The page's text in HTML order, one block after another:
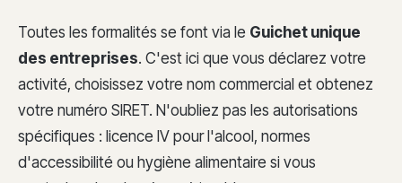
Toutes les formalités se font via le Guichet unique
des entreprises. C'est ici que vous déclarez votre
activité, choisissez votre nom commercial et obtenez
votre numéro SIRET. N'oubliez pas les autorisations
spécifiques : licence IV pour l'alcool, normes
d'accessibilité ou hygiène alimentaire si vous